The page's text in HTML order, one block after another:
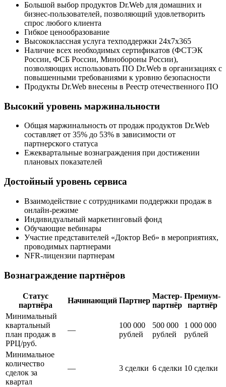
Большой выбор продуктов Dr.Web для домашних и
бизнес-пользователей, позволяющий удовлетворить
спрос любого клиента
Гибкое ценообразование
Высококлассная услуга техподдержки 24х7х365
Наличие всех необходимых сертификатов (ФСТЭК
России, ФСБ России, Минобороны России),
позволяющих использовать ПО Dr.Web в организациях с
повышенными требованиями к уровню безопасности
Продукты Dr.Web внесены в Реестр отечественного ПО
Высокий уровень маржинальности
Общая маржинальность от продаж продуктов Dr.Web
составляет от 35% до 53% в зависимости от
партнерского статуса
Ежеквартальные вознаграждения при достижении
плановых показателей
Достойный уровень сервиса
Взаимодействие с сотрудниками поддержки продаж в
онлайн-режиме
Индивидуальный маркетинговый фонд
Обучающие вебинары
Участие представителей «Доктор Веб» в мероприятиях,
проводимых партнерами
NFR-лицензии партнерам
Вознаграждение партнёров
Статус
партнёра
Начинающий Партнер
Мастер-
партнёр
Премиум-
партнёр
Минимальный
квартальный
план продаж в
РРЦ/руб.
—
100 000
рублей
500 000
рублей
1 000 000
рублей
Минимальное
количество
сделок за
квартал
— 3 сделки 6 сделки 10 сделки